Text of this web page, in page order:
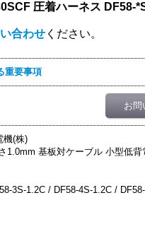
圧着ハーネス DF58-
合わせ ください。
重要事項
お問
機(株)
1.0mm 基板対ケーブル 小型低背
3S-1.2C / DF58-4S-1.2C /